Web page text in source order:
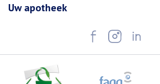
Uw apotheek